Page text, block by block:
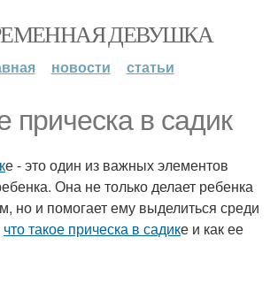
ДЕВУШКА
новости статьи
прическа в садик
е - это один из важных элементов
Она не только делает ребенка
но и помогает ему выделиться среди
что такое прическа в садике и как ее